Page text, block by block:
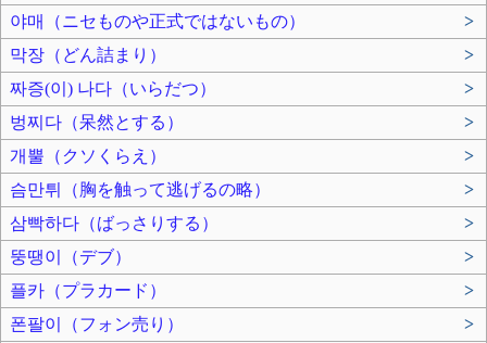
야매（ニセものや正式ではないもの）
>
막장（どん詰まり）
>
짜증(이) 나다（いらだつ）
>
벙찌다（呆然とする）
>
개뿔（クソくらえ）
>
슴만튀（胸を触って逃げるの略）
>
삼빡하다（ばっさりする）
>
뚱땡이（デブ）
>
플카（プラカード）
>
폰팔이（フォン売り）
>